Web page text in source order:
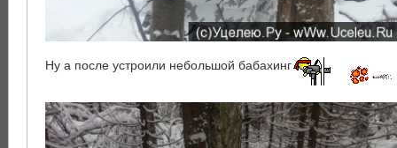
Ну а после устроили небольшой бабахинг